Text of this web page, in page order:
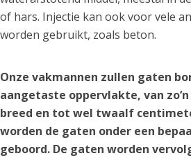
of hars. Injectie kan ook voor vele
worden gebruikt, zoals beton.
Onze vakmannen zullen gaten
aangetaste oppervlakte, van
breed en tot wel twaalf
worden de gaten onder een
geboord. De gaten worden